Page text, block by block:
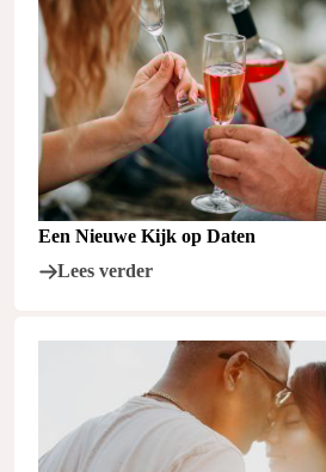
Een Nieuwe Kijk op Daten
Lees verder